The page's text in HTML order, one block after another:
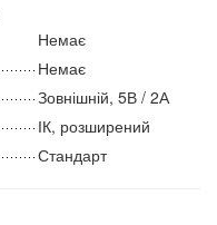
Немає
Немає
Зовнішній, 5В / 2А
ІК, розширений
Стандарт